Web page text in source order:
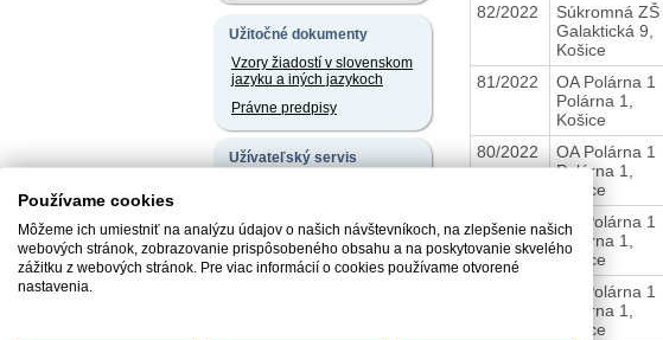
Užitočné dokumenty
Vzory žiadostí v slovenskom
jazyku a iných jazykoch
Právne predpisy
Užívateľský servis
Ochrana osobných údajov
Oznamovanie
protispoločenskej činnosti
82/2022
Súkromná ZŠ
Galaktická 9,
Košice
81/2022
OA Polárna 1
Polárna 1,
Košice
80/2022
OA Polárna 1
Polárna 1,
Košice
79/2022
OA Polárna 1
Polárna 1,
Košice
OA Polárna 1
Polárna 1,
Košice
Používame cookies
Môžeme ich umiestniť na analýzu údajov o našich návštevníkoch, na zlepšenie našich
webových stránok, zobrazovanie prispôsobeného obsahu a na poskytovanie skvelého
zážitku z webových stránok. Pre viac informácií o cookies používame otvorené
nastavenia.